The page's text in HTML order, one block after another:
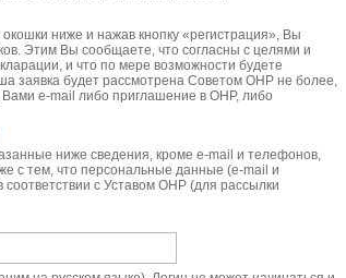
ниже и нажав кнопку «регистрация», Вы
Этим Вы сообщаете, что согласны с целями и
и что по мере возможности будете
заявка будет рассмотрена Советом ОНР не более,
Вами e-mail либо приглашение в ОНР, либо
ниже сведения, кроме e-mail и телефонов,
с тем, что персональные данные (e-mail и
с Уставом ОНР (для рассылки